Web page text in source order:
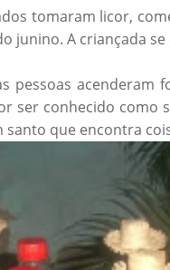
tomaram licor,
junino. A criançada
pessoas acenderam
ser conhecido como
que encontra